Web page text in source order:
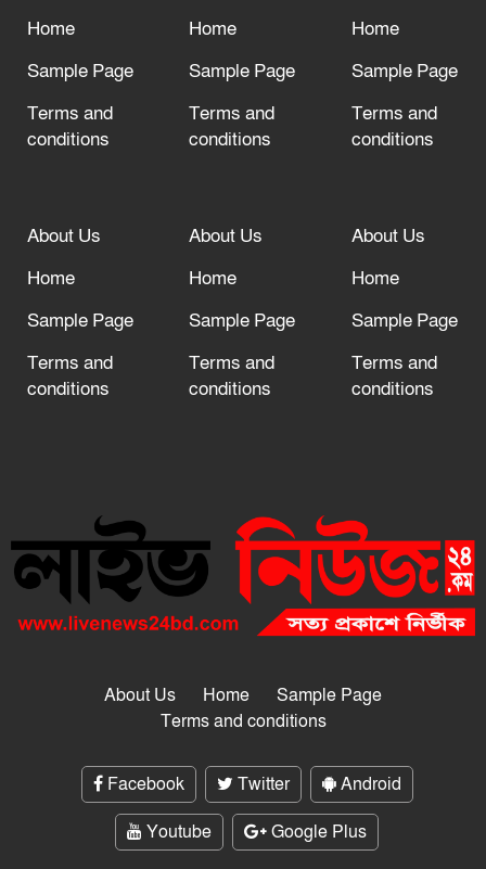
দরজা খোলা রেখেছেন
Home
Sample Page
Terms and
conditions
Home
Sample Page
Terms and
conditions
Home
Sample Page
Terms and
conditions
About Us
Home
Sample Page
Terms and
conditions
About Us
Home
Sample Page
Terms and
conditions
About Us
Home
Sample Page
Terms and
conditions
About Us Home
Sample Page
Terms and conditions
Facebook Twitter
Android
Youtube
Google Plus